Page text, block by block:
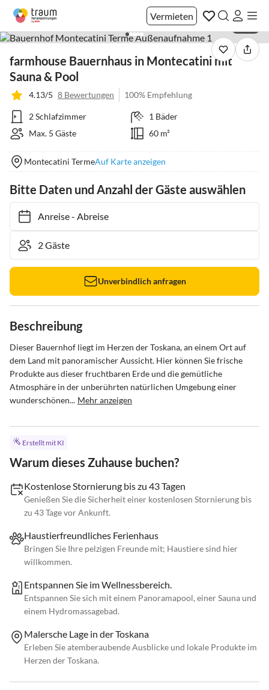
Vermieten
farmhouse Bauernhaus in Montecatini mit
Sauna & Pool
4.13/5 8 Bewertungen 100% Empfehlung
2 Schlafzimmer
1 Bäder
Max. 5 Gäste
60 m²
Montecatini TermeAuf Karte anzeigen
Bitte Daten und Anzahl der Gäste auswählen
Anreise- Abreise
Unverbindlich anfragen
Beschreibung
Dieser Bauernhof liegt im Herzen der Toskana, an einem Ort auf
dem Land mit panoramischer Aussicht. Hier können Sie frische
Produkte aus dieser fruchtbaren Erde und die gemütliche
Atmosphäre in der unberührten natürlichen Umgebung einer
wunderschönen... Mehr anzeigen
Erstellt mit KI
Warum dieses Zuhause buchen?
Kostenlose Stornierung bis zu 43 Tagen
Genießen Sie die Sicherheit einer kostenlosen Stornierung bis
zu 43 Tage vor Ankunft.
Haustierfreundliches Ferienhaus
Bringen Sie Ihre pelzigen Freunde mit; Haustiere sind hier
willkommen.
Entspannen Sie im Wellnessbereich.
Entspannen Sie sich mit einem Panoramapool, einer Sauna und
einem Hydromassagebad.
Malersche Lage in der Toskana
Erleben Sie atemberaubende Ausblicke und lokale Produkte im
Herzen der Toskana.